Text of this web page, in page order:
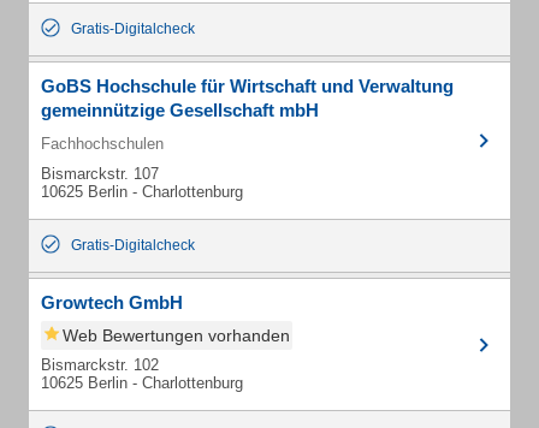
Gratis-Digitalcheck
GoBS Hochschule für Wirtschaft und Verwaltung
gemeinnützige Gesellschaft mbH
Fachhochschulen
Bismarckstr. 107
10625 Berlin - Charlottenburg
Gratis-Digitalcheck
Growtech GmbH
Web Bewertungen vorhanden
Bismarckstr. 102
10625 Berlin - Charlottenburg